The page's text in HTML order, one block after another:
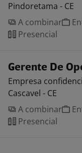
Pindoretama - CE
A combinar
Presencial
Gerente De
Empresa
Cascavel - CE
A combinar
Presencial